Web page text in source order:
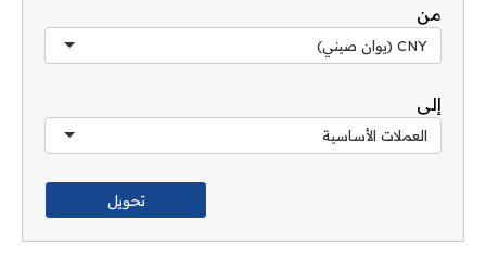
من
CNY (يوان صيني)
إلى
العملات الأساسية